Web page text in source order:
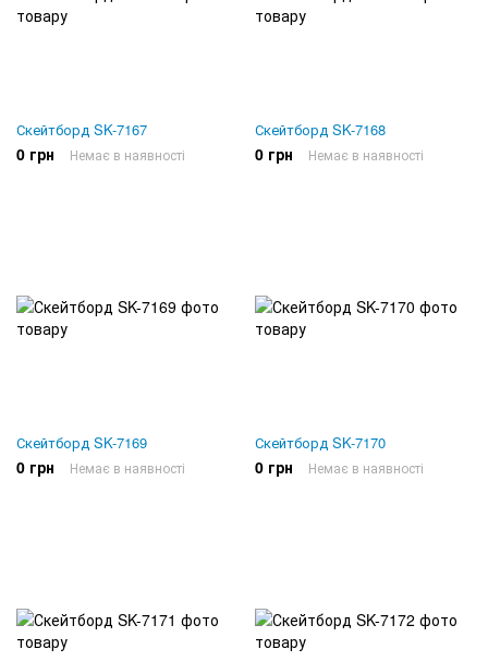
Скейтборд SK-7167
0 грн Немає в наявності
Скейтборд SK-7168
0 грн Немає в наявності
Скейтборд SK-7169
0 грн Немає в наявності
Скейтборд SK-7170
0 грн Немає в наявності